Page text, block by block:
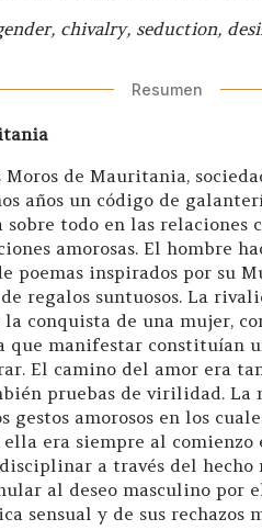
chivalry, seduction,
Resumen
de Mauritania,
años un código de
todo en las relaciones
amorosas. El hombre
poemas inspirados por su
regalos suntuosos. La
la conquista de una mujer,
que manifestar constituían
El camino del amor era
pruebas de virilidad. La
gestos amorosos en los
era siempre al
a través del
al deseo masculino por
sensual y de sus rechazos